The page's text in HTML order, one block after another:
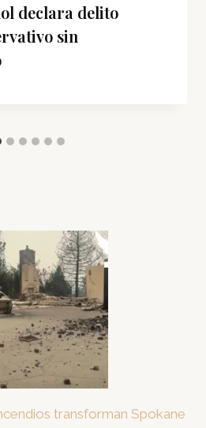
declara delito
sin
transforman Spokane